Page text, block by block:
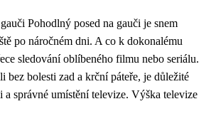
Pohodlný posed na gauči je snem
po náročném dni. A co k dokonalému
sledování oblíbeného filmu nebo seriálu.
bez bolesti zad a krční páteře, je důležité
a správné umístění televize. Výška televize